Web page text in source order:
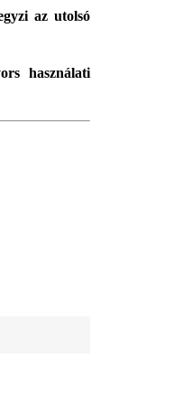
az utolsó
használati